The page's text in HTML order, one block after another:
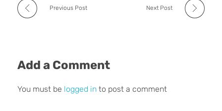
Previous Post Next Post
Add a Comment
You must be logged in to post a comment